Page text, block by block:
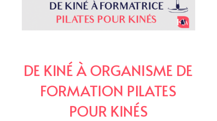
DE KINÉ À ORGANISME DE
FORMATION PILATES
POUR KINÉS